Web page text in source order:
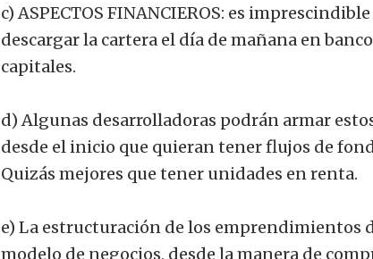
c) ASPECTOS FINANCIEROS: es
descargar la cartera el día de mañana en
capitales.
d) Algunas desarrolladoras podrán armar
desde el inicio que quieran tener flujos de
Quizás mejores que tener unidades en renta.
e) La estructuración de los emprendimientos
modelo de negocios, desde la manera de